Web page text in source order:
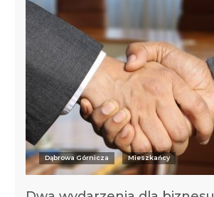
Dąbrowa Górnicza Mieszkańcy